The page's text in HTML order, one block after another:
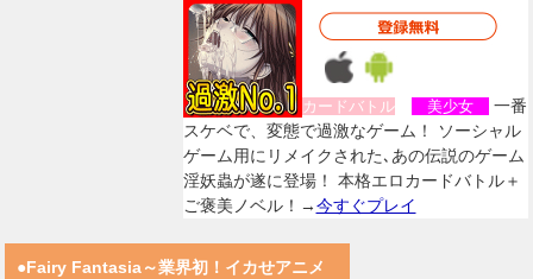
カードバトル 美少女
一番
スケベで、変態で過激なゲーム！ ソーシャル
ゲーム用にリメイクされた､あの伝説のゲーム
淫妖蟲が遂に登場！ 本格エロカードバトル＋
ご褒美ノベル！→今すぐプレイ
●Fairy Fantasia～業界初！イカせアニメ